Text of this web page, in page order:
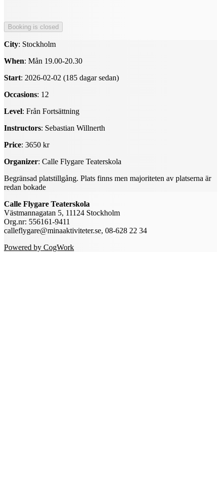
City: Stockholm
When: Mån 19.00-20.30
Start: 2026-02-02 (185 dagar sedan)
Occasions: 12
Level: Från Fortsättning
Instructors: Sebastian Willnerth
Price: 3650 kr
Organizer: Calle Flygare Teaterskola
Begränsad platstillgång. Plats finns men majoriteten av platserna är
redan bokade
Calle Flygare Teaterskola
Västmannagatan 5, 11124 Stockholm
Org.nr: 556161-9411
calleflygare@minaaktiviteter.se, 08-628 22 34
Powered by CogWork